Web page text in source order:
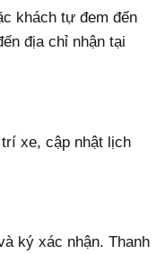
khách tự đem đến
địa chỉ nhận tại
xe, cập nhật lịch
ký xác nhận. Thanh